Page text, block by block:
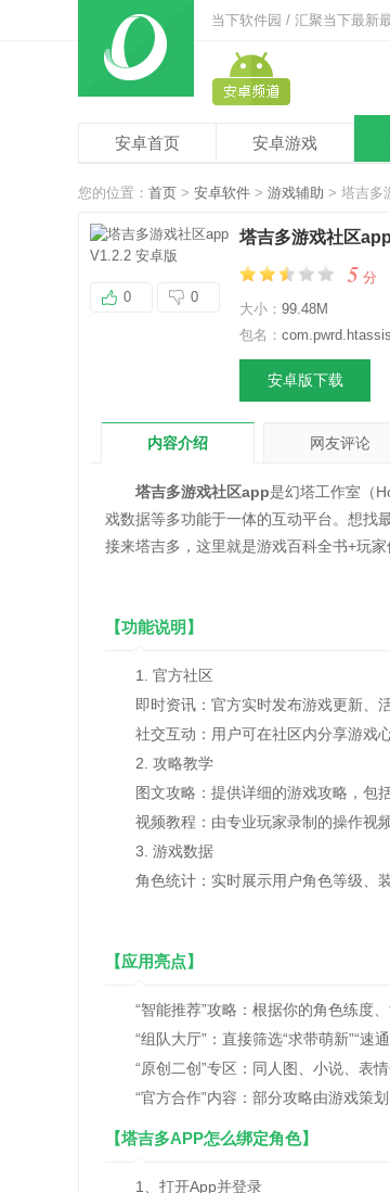
当下软件园 / 汇聚当下最新
安卓首页 安卓游戏
您的位置： 首页 > 安卓软件 > 游戏辅助 > 塔吉多
0 0
塔吉多游戏社区
5 分
大小： 99.48M
包名：
安卓版下载
内容介绍 网友评论
塔吉多游戏社区app是幻塔工作室（
戏数据等多功能于一体的互动平台。想找
接来塔吉多，这里就是游戏百科全书+玩
【功能说明】
1. 官方社区
即时资讯：官方实时发布游戏更新、活
社交互动：用户可在社区内分享游戏心
2. 攻略教学
图文攻略：提供详细的游戏攻略，包括
视频教程：由专业玩家录制的操作视频
3. 游戏数据
角色统计：实时展示用户角色等级、装
【应用亮点】
“智能推荐”攻略：根据你的角色练度、
“组队大厅”：直接筛选“求带萌新”“速通
“原创二创”专区：同人图、小说、表
“官方合作”内容：部分攻略由游戏策划
【塔吉多APP怎么绑定角色】
1、打开App并登录